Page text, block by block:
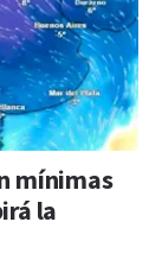
mínimas
la